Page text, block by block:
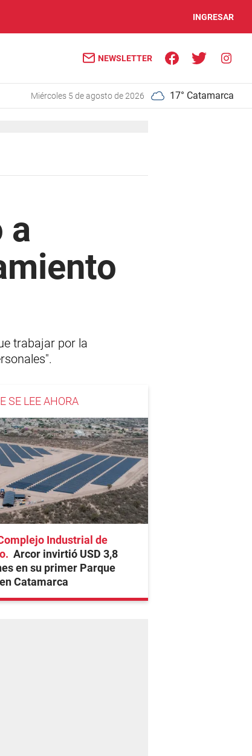
INGRESAR
NEWSLETTER
miércoles 5 de agosto de 2026 17° Catamarca
a
trabajar por la
SE LEE AHORA
Industrial de
Arcor invirtió USD 3,8
en su primer Parque
Catamarca